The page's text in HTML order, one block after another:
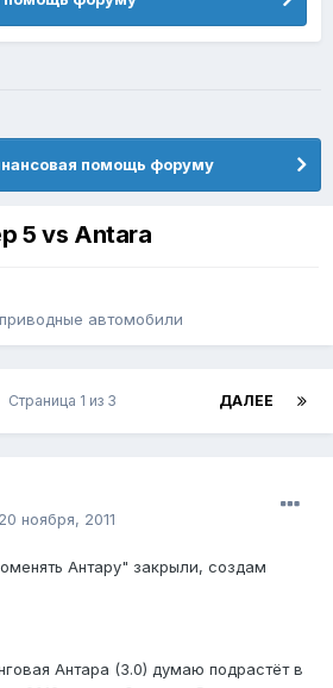
помощь форуму
5 vs Antara
автомобили
ДАЛЕЕ
Страница 1 из 3
20 ноября, 2011
Антару" закрыли, создам
Антара (3.0) думаю подрастёт в